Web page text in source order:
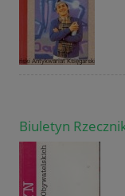
Biuletyn